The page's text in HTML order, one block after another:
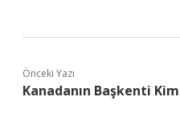
Önceki Yazı
Kanadanın Başkenti Kim